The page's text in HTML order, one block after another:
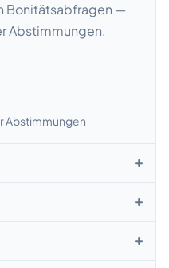
Bonitätsabfragen —
Abstimmungen.
Abstimmungen
— inklusive